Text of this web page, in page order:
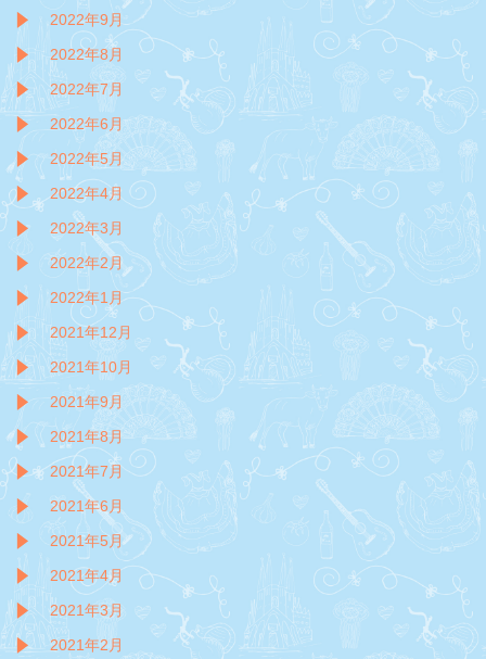
2022年9月
2022年8月
2022年7月
2022年6月
2022年5月
2022年4月
2022年3月
2022年2月
2022年1月
2021年12月
2021年10月
2021年9月
2021年8月
2021年7月
2021年6月
2021年5月
2021年4月
2021年3月
2021年2月